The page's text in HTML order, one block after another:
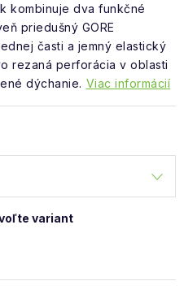
kombinuje dva funkčné
priedušný GORE
časti a jemný elastický
rezaná perforácia v oblasti
dýchanie. Viac informácií